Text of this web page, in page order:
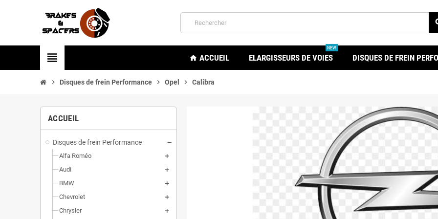
view_headline home ACCUEIL ELARGISSEURS DE VOIES
NEW
DISQUES DE FREIN
chevron_right Disques de frein Performance chevron_right Opel chevron_right Calibra
ACCUEIL
Disques de frein Performance
Alfa Roméo
Audi
BMW
Chevrolet
Chrysler